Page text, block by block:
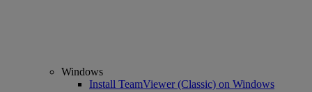
Windows
Install TeamViewer (Classic) on Windows